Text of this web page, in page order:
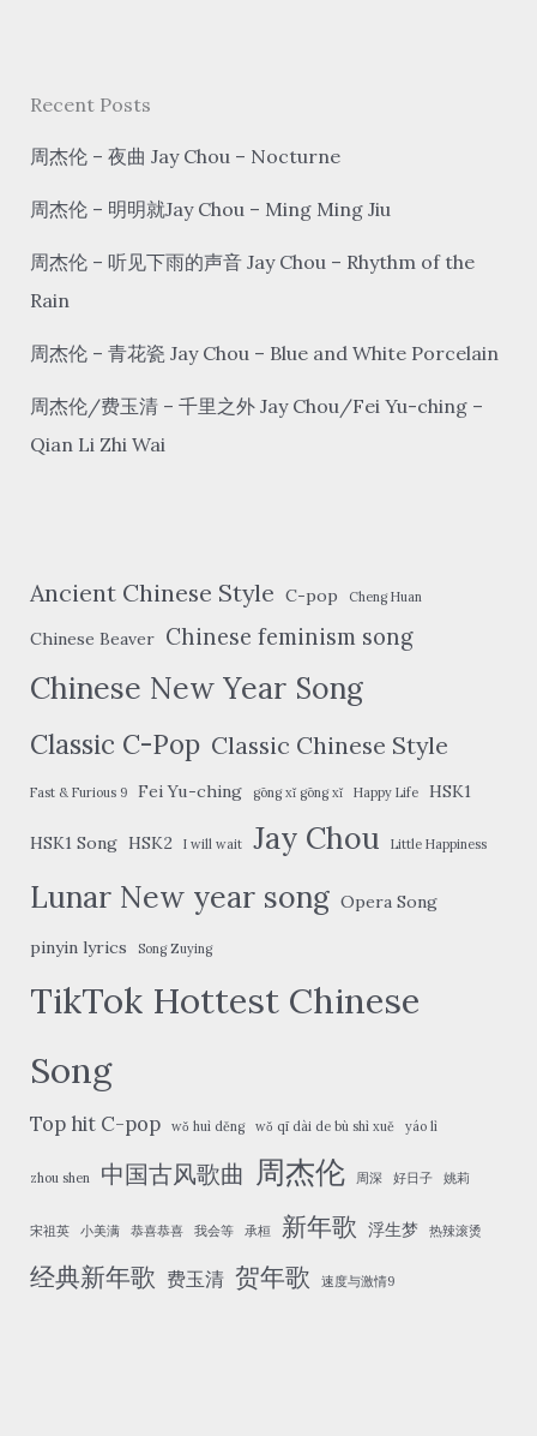
Don’t
Miss
c
Recent Posts
周杰伦 – 夜曲 Jay Chou – Nocturne
周杰伦 – 明明就Jay Chou – Ming Ming Jiu
周杰伦 – 听见下雨的声音 Jay Chou – Rhythm of the
Rain
周杰伦 – 青花瓷 Jay Chou – Blue and White Porcelain
周杰伦/费玉清 – 千里之外 Jay Chou/Fei Yu-ching –
Qian Li Zhi Wai
Ancient Chinese Style C-pop Cheng Huan
Chinese Beaver Chinese feminism song
Chinese New Year Song
Classic C-Pop Classic Chinese Style
Fast & Furious 9 Fei Yu-ching gōng xǐ gōng xǐ Happy Life HSK1
HSK1 Song HSK2 I will wait Jay Chou Little Happiness
Lunar New year song Opera Song
pinyin lyrics Song Zuying
TikTok Hottest Chinese
Song
Top hit C-pop wǒ huì děng wǒ qī dài de bù shì xuě yáo lì
zhou shen 中国古风歌曲 周杰伦 周深 好日子 姚莉
宋祖英 小美满 恭喜恭喜 我会等 承桓 新年歌 浮生梦 热辣滚烫
经典新年歌 费玉清 贺年歌 速度与激情9